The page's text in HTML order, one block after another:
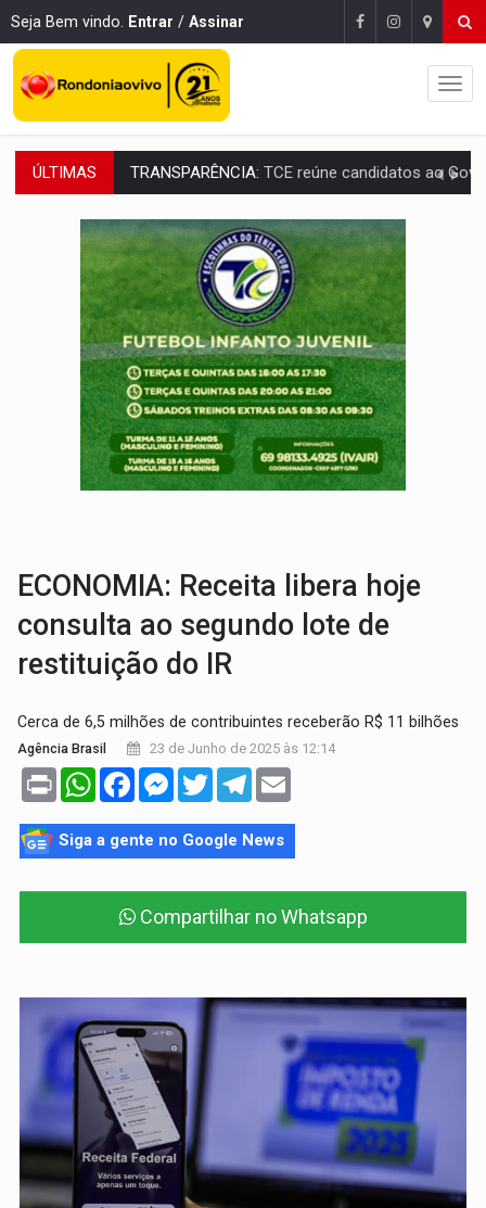
Seja Bem vindo. Entrar / Assinar
ÚLTIMAS ELAS DECIDEM:Mulheres são maioria e representam 52% do eleitorado de
NO CARRO:Homem é preso com pistola 9mm durante abordagem da Força
TRÁGICO:Pai do 'Xandy Motocross' morre em
VÍDEO: Motorista de caminhonete morre preso às ferragens em colisão
LAZER:Seis lugares gratuitos para aproveitar o fim de semana
VÍDEO:FTICCO e Força Tática prendem membro do CV com arma e drogas
INCLUSÃO:Prefeitura fortalece parceria com a APAE para ampliar ações
DEFESA:Exército testa inovações no combate a drones durante
ECONOMIA: Receita libera hoje
consulta ao segundo lote de
restituição do IR
Cerca de 6,5 milhões de contribuintes receberão R$ 11 bilhões
Agência Brasil 23 de Junho de 2025 às 12:14
Print WhatsAppFacebookMessenger
TwitterTelegram
Siga a gente no Google News
Compartilhar no Whatsapp